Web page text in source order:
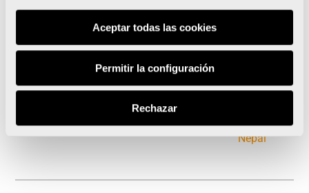
Aceptar todas las cookies
Permitir la configuración
Rechazar
Aprovecha las múltiples opciones para cerrar tu
viaje y correr en Valencia, la ciudad del Running
Nepal